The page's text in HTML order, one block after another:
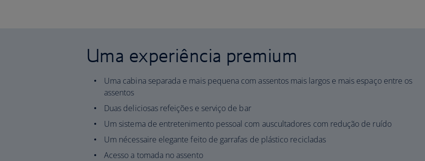
Uma experiência premium
Uma cabina separada e mais pequena com assentos mais largos e mais espaço entre os
assentos
Duas deliciosas refeições e serviço de bar
Um sistema de entretenimento pessoal com auscultadores com redução de ruído
Um nécessaire elegante feito de garrafas de plástico recicladas
Acesso a tomada no assento